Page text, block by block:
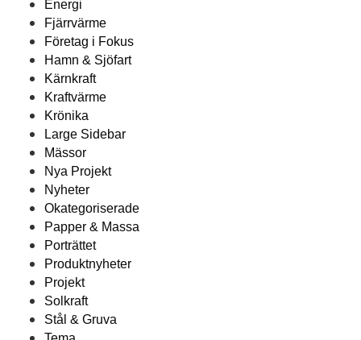
Energi
Fjärrvärme
Företag i Fokus
Hamn & Sjöfart
Kärnkraft
Kraftvärme
Krönika
Large Sidebar
Mässor
Nya Projekt
Nyheter
Okategoriserade
Papper & Massa
Porträttet
Produktnyheter
Projekt
Solkraft
Stål & Gruva